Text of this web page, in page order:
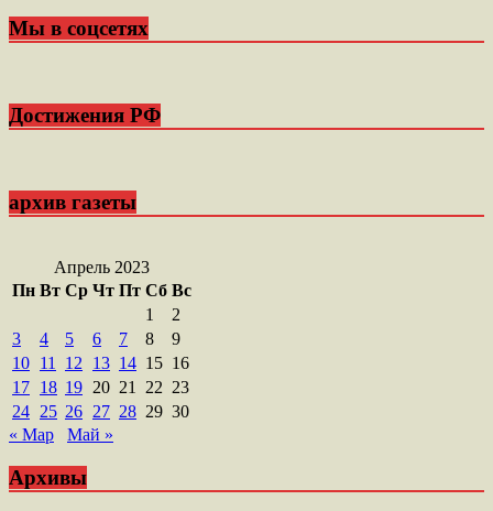
записям
Мы в соцсетях
Достижения РФ
архив газеты
Апрель 2023
Пн Вт Ср Чт Пт Сб Вс
1
2
3
4 5 6 7 8
9
10 11 12 13 14 15 16
17 18 19 20 21 22 23
24 25 26 27 28 29 30
« Мар
Май »
Архивы